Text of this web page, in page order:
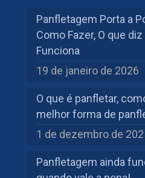
Panfletagem Porta a
Como Fazer, O que
Funciona
19 de janeiro de 2026
O que é panfletar,
melhor forma de
1 de dezembro de
Panfletagem ainda